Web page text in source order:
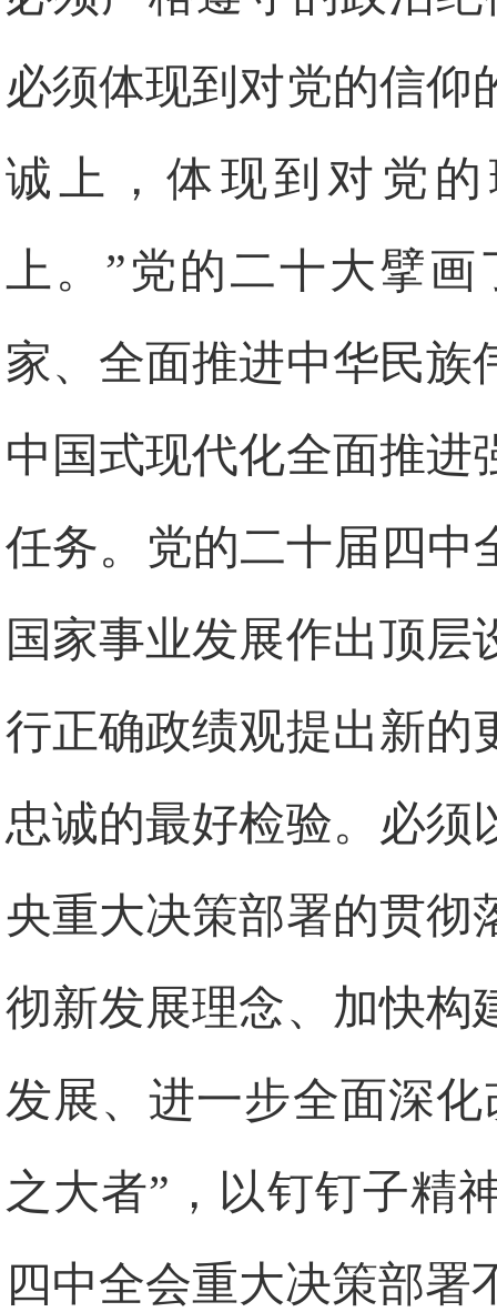
必须体现到对党的信仰
诚上，体现到对党
上。”党的二十大擘
家、全面推进中华民族
中国式现代化全面推进
任务。党的二十届四中
国家事业发展作出顶层
行正确政绩观提出新的
忠诚的最好检验。必须
央重大决策部署的贯彻
彻新发展理念、加快构
发展、进一步全面深
之大者”，以钉钉子精
四中全会重大决策部署